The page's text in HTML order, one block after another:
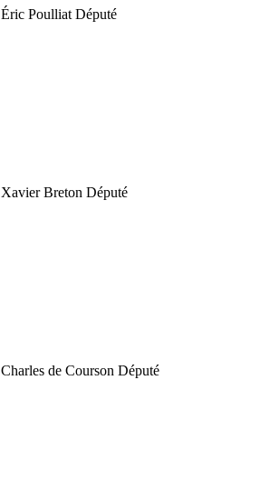
Éric Poulliat Député
Xavier Breton Député
Charles de Courson Député